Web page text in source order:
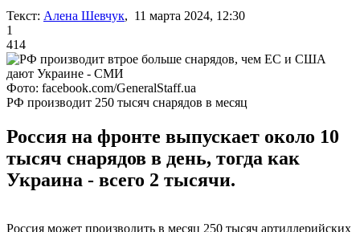
Текст: Алена Шевчук, 11 марта 2024, 12:30
1
414
Фото: facebook.com/GeneralStaff.ua
РФ производит 250 тысяч снарядов в месяц
Россия на фронте выпускает около 10
тысяч снарядов в день, тогда как
Украина - всего 2 тысячи.
Россия может производить в месяц 250 тысяч артиллерийских